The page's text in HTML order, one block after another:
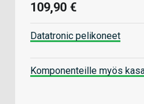
109,90 €
Datatronic pelikoneet
Komponenteille myös